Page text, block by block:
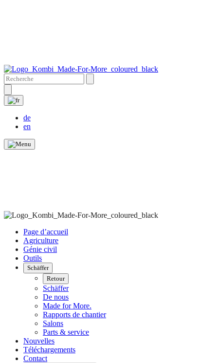
de
en
Page d’accueil
Agriculture
Génie civil
Outils
Schäffer
Retour
Schäffer
De nous
Made for More.
Rapports de chantier
Salons
Parts & service
Nouvelles
Téléchargements
Contact